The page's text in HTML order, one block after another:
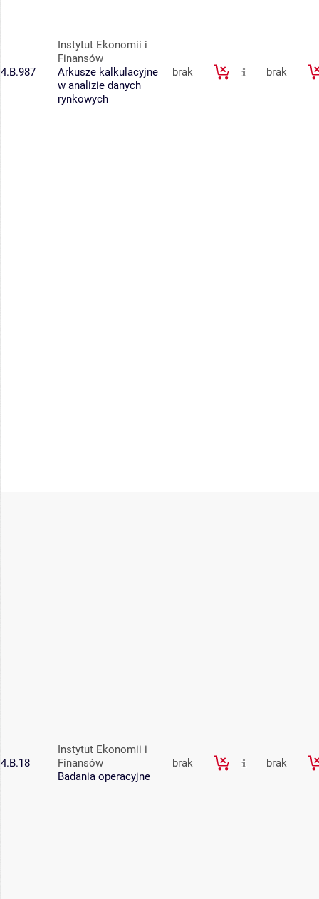
4.B.987
Instytut Ekonomii i
Finansów
Arkusze kalkulacyjne
w analizie danych
rynkowych
brak brak
4.B.18
Instytut Ekonomii i
Finansów
Badania operacyjne
brak brak